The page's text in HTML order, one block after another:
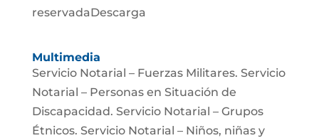
reservadaDescarga
Multimedia
Servicio Notarial – Fuerzas Militares. Servicio
Notarial – Personas en Situación de
Discapacidad. Servicio Notarial – Grupos
Étnicos. Servicio Notarial – Niños, niñas y